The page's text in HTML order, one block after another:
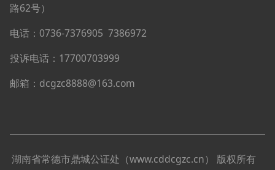
路62号）
电话：0736-7376905 7386972
投诉电话：17700703999
邮箱：dcgzc8888@163.com
湖南省常德市鼎城公证处（www.cddcgzc.cn） 版权所有